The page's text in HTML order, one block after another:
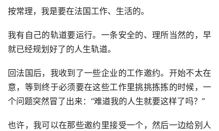
按常理，我是要在法国工作、生活的。
我有自己的轨道要运行。一条安全的、理所当然的，早
就已经规划好了的人生轨道。
回法国后，我收到了一些企业的工作邀约。开始不太在
意，等到终于必须要在这些工作里挑挑拣拣的时候，一
个问题突然冒了出来：“难道我的人生就要这样了吗？”
也许，我可以在那些邀约里接受一个，然后一边给别人